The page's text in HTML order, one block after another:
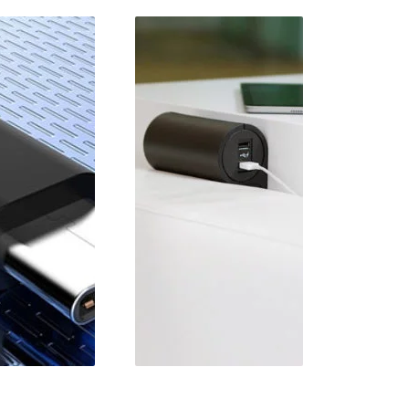
Elektroline vous
présente Netbox
JOIN